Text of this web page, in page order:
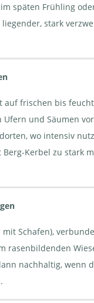
späten Frühling
stark
auf frischen bis
Ufern und Säumen
wo intensiv
Kerbel zu stark
Schafen),
rasenbildenden
nachhaltig,